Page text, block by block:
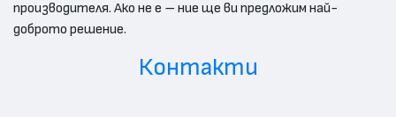
производителя. Ако не е – ние ще ви предложим най-
доброто решение.
Контакти